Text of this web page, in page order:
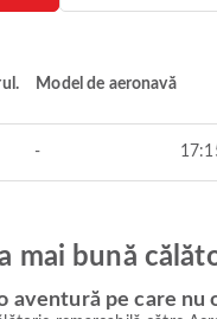
Model de aeronavă
-
mai bună
aventură pe care